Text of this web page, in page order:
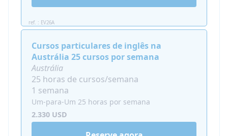
adolescente: este programa de aprendizado de
aconselhamos que você o reserve por mais de
2-3 semanas. Alunos menores de 18 anos
devem reservar Atividades Gerais ou Visitas
Culturais além das suas aulas particulares.
Consulte-nos para saber mais sobre todas as
opções extracurriculares!
Quando é oferecido o curso
ref. : EV26A
Cursos particulares de inglês na
Austrália 25 cursos por semana
Austrália
25 horas de cursos/semana
1 semana
Um-para-Um 25 horas por semana
2.330 USD